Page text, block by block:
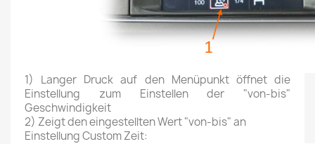
1) Langer Druck auf den Menüpunkt öffnet die
Einstellung zum Einstellen der "von-bis"
Geschwindigkeit
2) Zeigt den eingestellten Wert "von-bis" an
Einstellung Custom Zeit: